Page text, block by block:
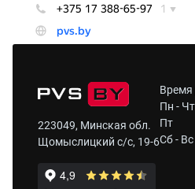
223049, Минская обл.
Щомыслицкий с/с, 19-6
Время
Пн - Чт
Пт
Сб - Вс